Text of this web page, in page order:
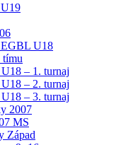
EGBL U18
tímu
– 1. turnaj
– 2. turnaj
– 3. turnaj
2007
MS
Západ